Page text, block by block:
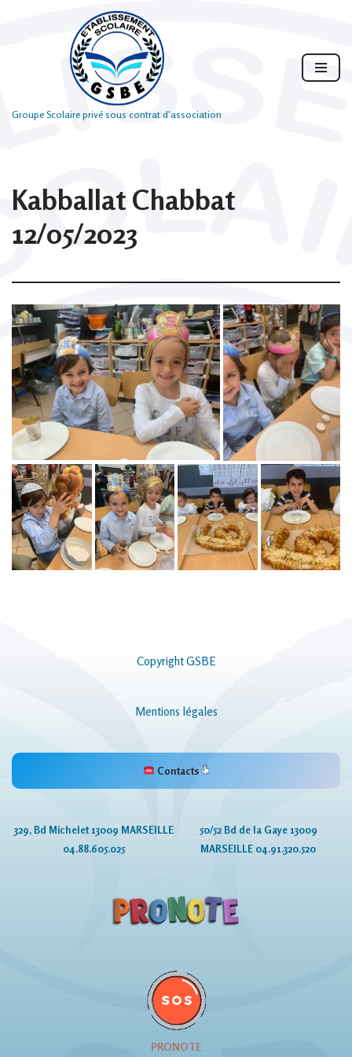
Groupe Scolaire privé sous contrat d'association
Kabballat Chabbat
12/05/2023
Copyright GSBE
Mentions légales
Contacts
329, Bd Michelet 13009 MARSEILLE
04.88.605.025
50/52 Bd de la Gaye 13009
MARSEILLE 04.91.320.520
PRONOTE